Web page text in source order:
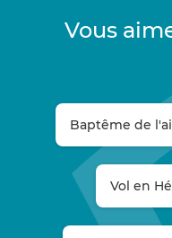
Vous
Baptême de
Vol en